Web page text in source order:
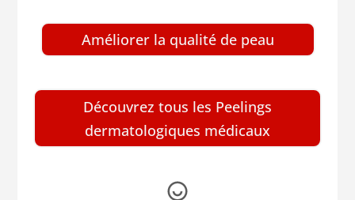
Améliorer la qualité de peau
Découvrez tous les Peelings
dermatologiques médicaux